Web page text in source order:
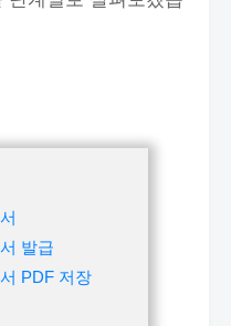
발급
PDF 저장